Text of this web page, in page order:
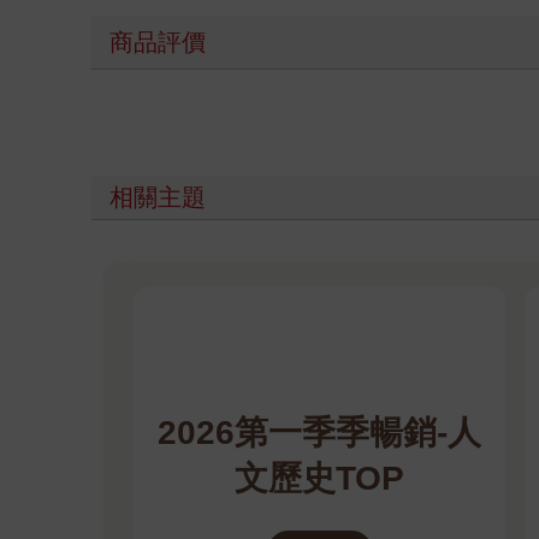
商品評價
相關主題
2026第一季季暢銷-人
文歷史TOP